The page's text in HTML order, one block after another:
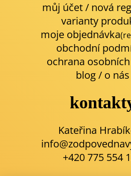
můj účet / nová
varianty
moje objednávka
obchodní
ochrana
blog/ o nás
Kateřina
+420 775 554